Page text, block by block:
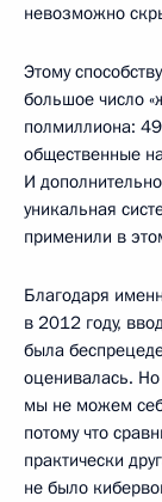
невозможно
Этому
большое число
полмиллиона:
общественные
И
уникальная
применили в
Благодаря
в 2012 году,
была
оценивалась.
мы не можем
потому что
практически
не было